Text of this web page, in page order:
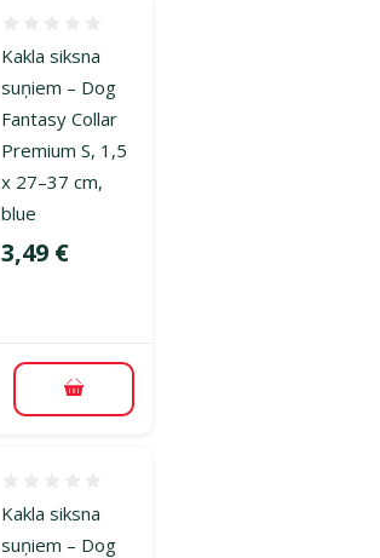
Kakla siksna
suņiem – Dog
Fantasy Collar
Premium S, 1,5
x 27–37 cm,
blue
Cena
3,49 €
Pievienot grozam
Kakla siksna
suņiem – Dog